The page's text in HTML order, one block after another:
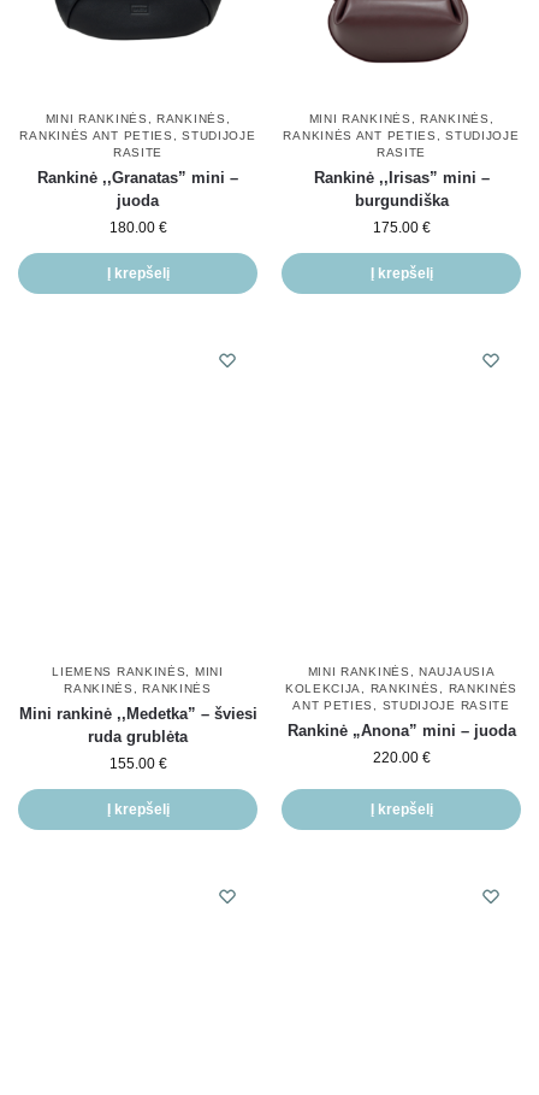
MINI RANKINĖS ,RANKINĖS
RANKINĖS ANT PETIES
,STUDIJOJE
RASITE
Rankinė ,,Granatas” mini –
juoda
180.00 €
Į krepšelį
MINI RANKINĖS ,RANKINĖS
RANKINĖS ANT PETIES
,STUDIJOJE
RASITE
Rankinė ,,Irisas” mini –
burgundiška
175.00 €
Į krepšelį
LIEMENS RANKINĖS
MINI
RANKINĖS
,RANKINĖS
Mini rankinė ,,Medetka” – šviesi
ruda grublėta
155.00 €
Į krepšelį
MINI RANKINĖS ,NAUJAUSIA
KOLEKCIJA
RANKINĖS
RANKINĖS
ANT PETIES
STUDIJOJE RASITE
Rankinė „Anona” mini – juoda
220.00 €
Į krepšelį